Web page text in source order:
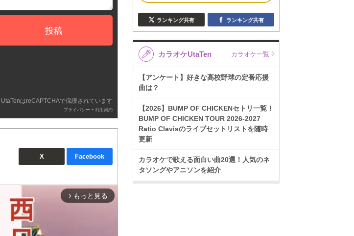
投稿
UtaTenはreCAPTCHAで保護されています
プライバシー - 利用契約
X Facebook
arrow_forward_ios もっと見る
ランキング共有 ランキング共有
カラオケUtaTen カラオケ一覧
【アンケート】好きな高校野球の定番応援
曲は？
【2026】BUMP OF CHICKENセトリ一覧！
BUMP OF CHICKEN TOUR 2026-2027
Ratio Clavisのライブセットリストを随時
更新
カラオケで歌える面白い曲20選！人気のネ
タソングやアニソンを紹介